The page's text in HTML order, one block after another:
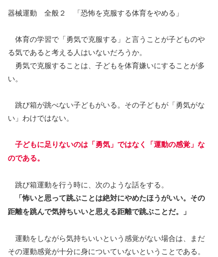
器械運動 全般２ 「恐怖を克服する体育をやめる」
体育の学習で「勇気で克服する」と言うことが子どものや
る気であると考える人はいないだろうか。
勇気で克服することは、子どもを体育嫌いにすることが多
い。
跳び箱が跳べない子どもがいる。その子どもが「勇気がな
い」わけではない。
子どもに足りないのは「勇気」ではなく「運動の感覚」な
のである。
跳び箱運動を行う時に、次のような話をする。
「怖いと思って跳ぶことは絶対にやめたほうがいい。その
距離を跳んで気持ちいいと思える距離で跳ぶことだ。」
運動をしながら気持ちいいという感覚がない場合は、まだ
その運動感覚が十分に身についていないということである。